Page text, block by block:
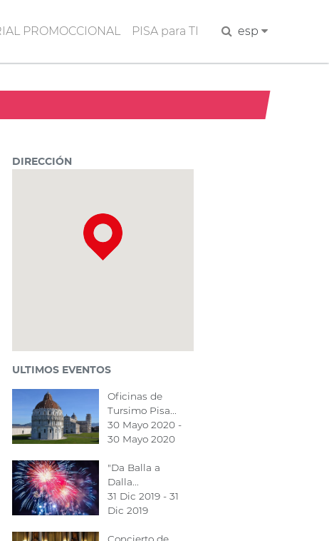
PROMOCCIONAL PISA para TI Buscaresp
DIRECCIÓN
ULTIMOS EVENTOS
Oficinas de
Tursimo Pisa...
30 Mayo 2020 -
30 Mayo 2020
"Da Balla a
Dalla...
31 Dic 2019 - 31
Dic 2019